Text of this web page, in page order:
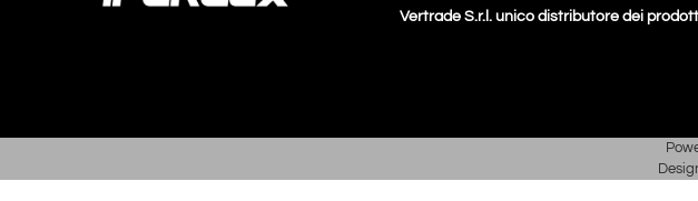
Vertrade S.r.l. unico distributore dei